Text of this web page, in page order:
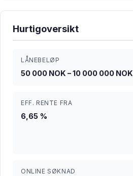
Hurtigoversikt
LÅNEBELØP
50 000 NOK – 10 000 000 NOK
EFF. RENTE FRA
6,65 %
ONLINE SØKNAD